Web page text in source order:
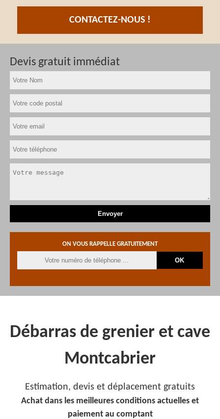
CONTACTEZ-NOUS !
Devis gratuit immédiat
ON VOUS RAPPELLE GRATUITEMENT
Débarras de grenier et cave
Montcabrier
Estimation, devis et déplacement gratuits
Achat dans les meilleures conditions actuelles et
paiement au comptant